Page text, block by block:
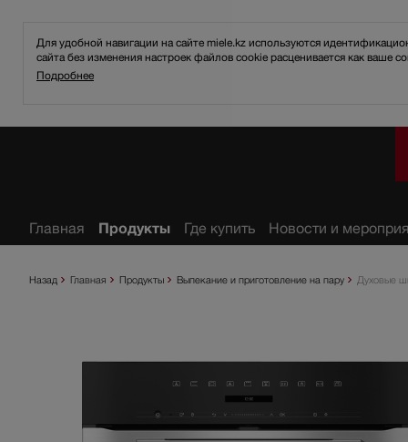
Для удобной навигации на сайте miele.kz используются
сайта без изменения настроек файлов cookie расценивается как ваше
Подробнее
Назад Главная Продукты Выпекание и приготовление на пару Духовые
Главная Продукты Где купить Новости и